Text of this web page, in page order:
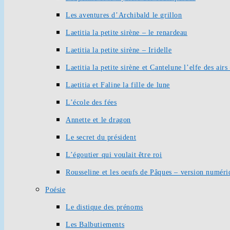
Les aventures d’Archibald le grillon
Laetitia la petite sirène – le renardeau
Laetitia la petite sirène – Iridelle
Laetitia la petite sirène et Cantelune l’elfe des airs
Laetitia et Faline la fille de lune
L’école des fées
Annette et le dragon
Le secret du président
L’égoutier qui voulait être roi
Rousseline et les oeufs de Pâques – version
Poésie
Le distique des prénoms
Les Balbutiements